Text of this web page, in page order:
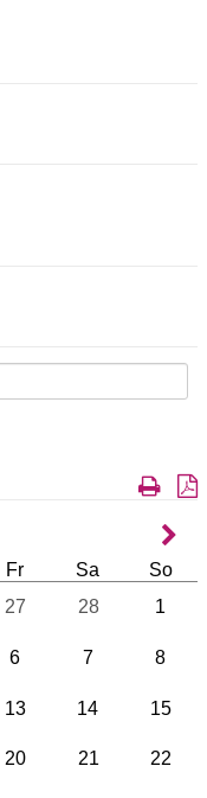
Fr Sa
So
27 28 1
6 7 8
13 14 15
20 21 22